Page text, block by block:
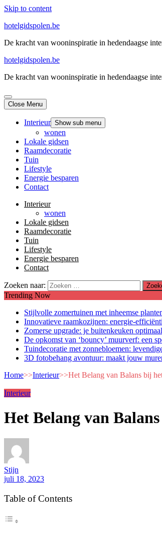
Skip to content
hotelgidspolen.be
De kracht van wooninspiratie in hedendaagse
hotelgidspolen.be
De kracht van wooninspiratie in hedendaagse
Close Menu
Interieur Show sub menu
wonen
Lokale gidsen
Raamdecoratie
Tuin
Lifestyle
Energie besparen
Contact
Interieur
wonen
Lokale gidsen
Raamdecoratie
Tuin
Lifestyle
Energie besparen
Contact
Zoeken naar:
Trending Now
Stijlvolle zomertuinen met inheemse
Innovatieve raamkozijnen: energie-
Zomerse upgrade: je buitenkeuken
De opkomst van ‘bouncy’ muurverf: een
Tuindecoratie met zonnebloemen:
3D fotobehang avontuur: maakt jouw
Home>>Interieur>>Het Belang van Balans bij
Interieur
Het Belang van
Stijn
juli 18, 2023
Table of Contents